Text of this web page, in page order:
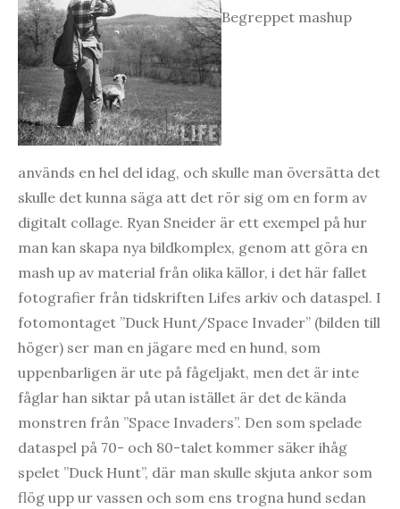
Begreppet mashup
används en hel del idag, och skulle man översätta det
skulle det kunna säga att det rör sig om en form av
digitalt collage. Ryan Sneider är ett exempel på hur
man kan skapa nya bildkomplex, genom att göra en
mash up av material från olika källor, i det här fallet
fotografier från tidskriften Lifes arkiv och dataspel. I
fotomontaget ”Duck Hunt/Space Invader” (bilden till
höger) ser man en jägare med en hund, som
uppenbarligen är ute på fågeljakt, men det är inte
fåglar han siktar på utan istället är det de kända
monstren från ”Space Invaders”. Den som spelade
dataspel på 70- och 80-talet kommer säker ihåg
spelet ”Duck Hunt”, där man skulle skjuta ankor som
flög upp ur vassen och som ens trogna hund sedan